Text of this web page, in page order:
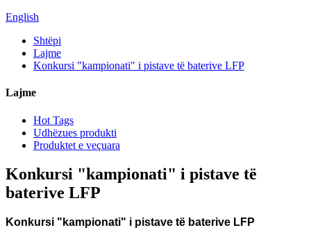
English
Shtëpi
Lajme
Konkursi "kampionati" i pistave të baterive LFP
Lajme
Hot Tags
Udhëzues produkti
Produktet e veçuara
Konkursi "kampionati" i pistave të
baterive LFP
Konkursi "kampionati" i pistave të baterive LFP